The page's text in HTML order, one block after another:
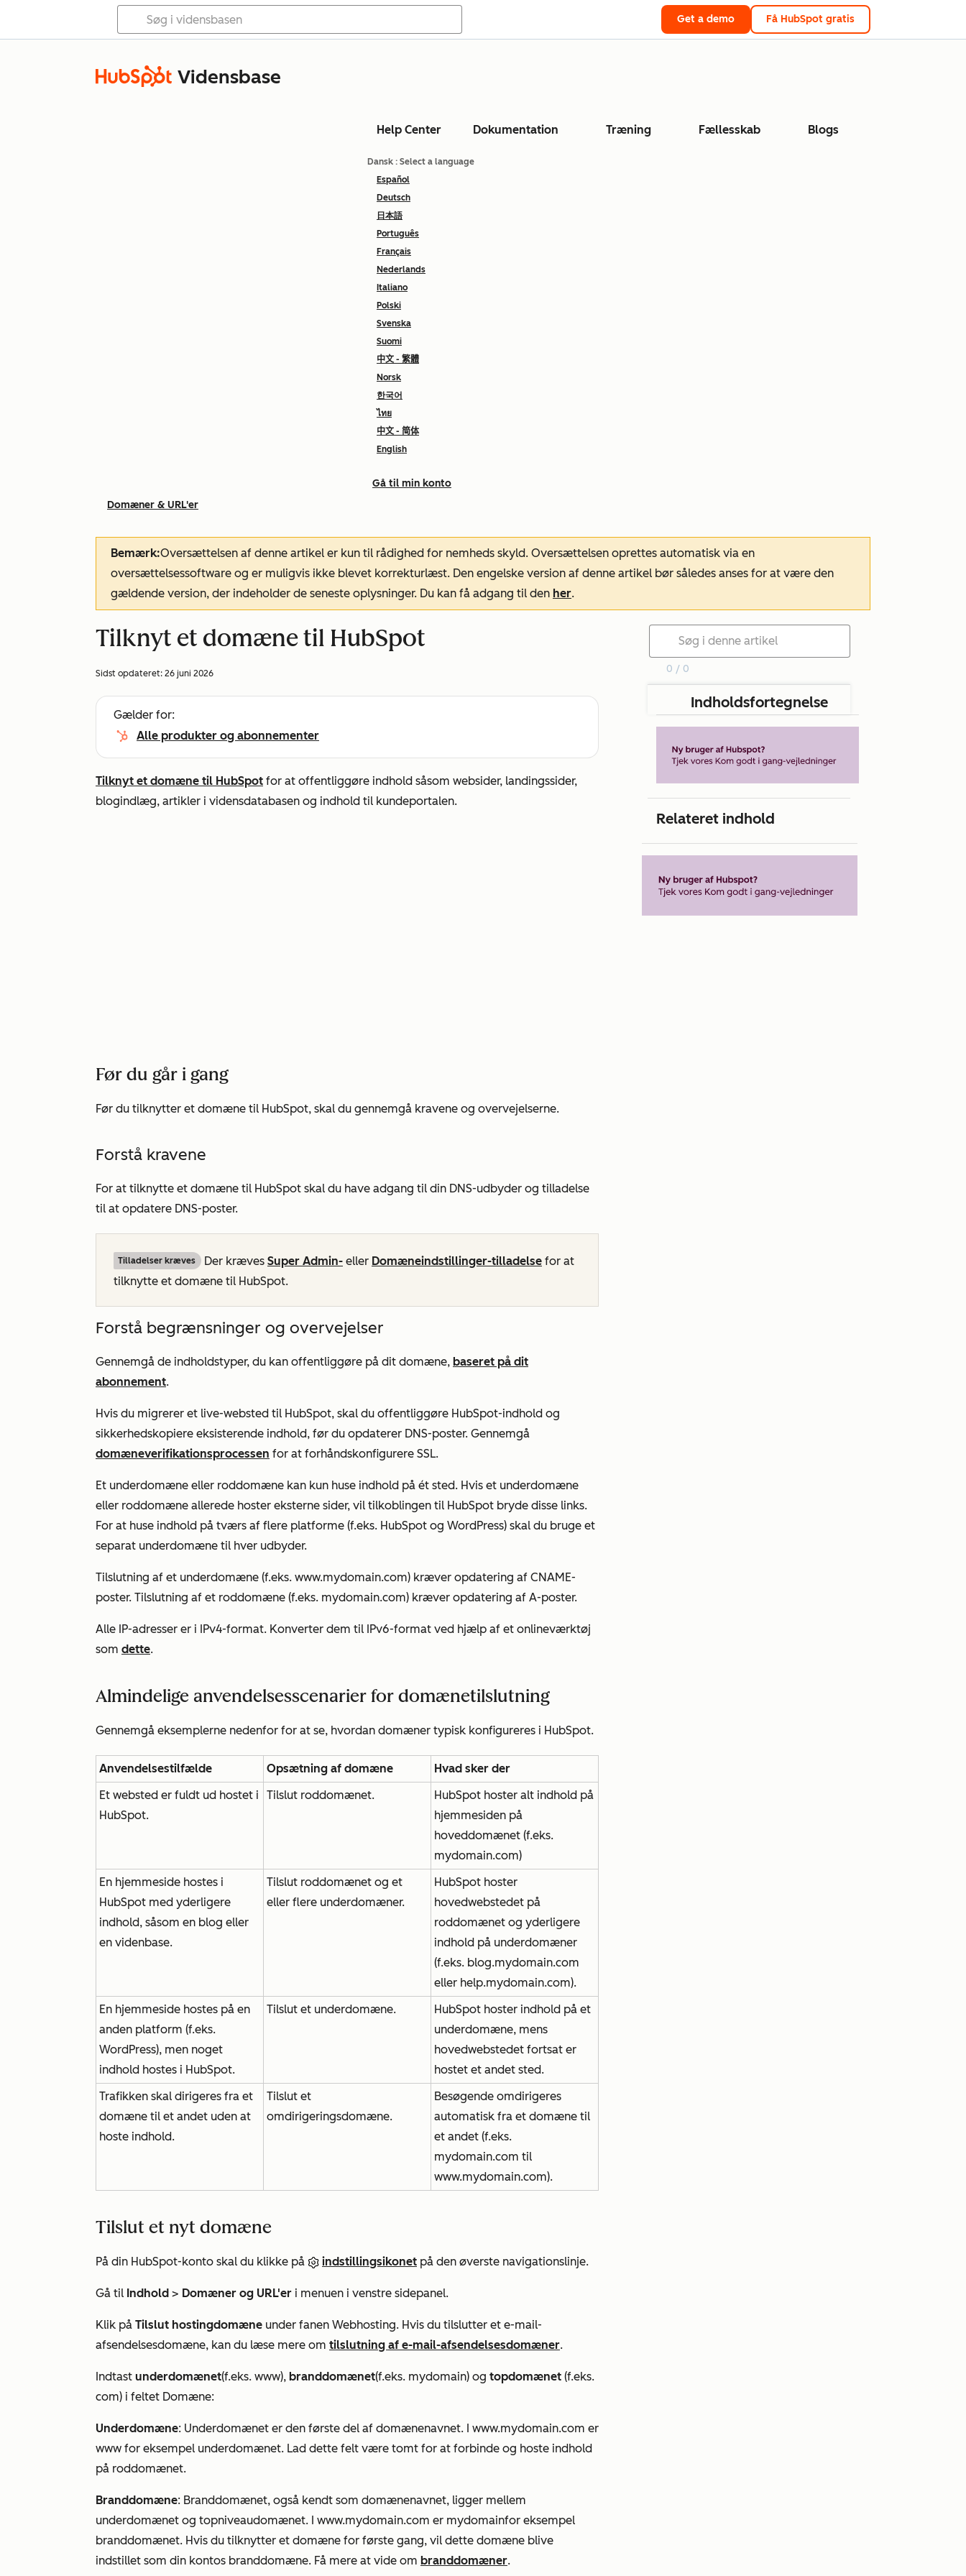
Get a demo Få HubSpot gratis
Vidensbase
Help Center Dokumentation Træning Fællesskab Blogs
Dansk : Select a language
Español
Deutsch
日本語
Português
Français
Nederlands
Italiano
Polski
Svenska
Suomi
中文 - 繁體
Norsk
한국어
ไทย
中文 - 简体
English
Gå til min konto
Domæner & URL'er
Bemærk:Oversættelsen af denne artikel er kun til rådighed for nemheds skyld. Oversættelsen oprettes automatisk via en
oversættelsessoftware og er muligvis ikke blevet korrekturlæst. Den engelske version af denne artikel bør således anses for at være den
gældende version, der indeholder de seneste oplysninger. Du kan få adgang til den her.
Tilknyt et domæne til HubSpot
Sidst opdateret: 26 juni 2026
Gælder for:
Alle produkter og abonnementer
Tilknyt et domæne til HubSpot for at offentliggøre indhold såsom websider, landingssider,
blogindlæg, artikler i vidensdatabasen og indhold til kundeportalen.
Før du går i gang
Før du tilknytter et domæne til HubSpot, skal du gennemgå kravene og overvejelserne.
Forstå kravene
For at tilknytte et domæne til HubSpot skal du have adgang til din DNS-udbyder og tilladelse
til at opdatere DNS-poster.
Tilladelser kræves Der kræves Super Admin- eller Domæneindstillinger-tilladelse for at
tilknytte et domæne til HubSpot.
Forstå begrænsninger og overvejelser
Gennemgå de indholdstyper, du kan offentliggøre på dit domæne, baseret på dit
abonnement.
Hvis du migrerer et live-websted til HubSpot, skal du offentliggøre HubSpot-indhold og
sikkerhedskopiere eksisterende indhold, før du opdaterer DNS-poster. Gennemgå
domæneverifikationsprocessen for at forhåndskonfigurere SSL.
Et underdomæne eller roddomæne kan kun huse indhold på ét sted. Hvis et underdomæne
eller roddomæne allerede hoster eksterne sider, vil tilkoblingen til HubSpot bryde disse links.
For at huse indhold på tværs af flere platforme (f.eks. HubSpot og WordPress) skal du bruge et
separat underdomæne til hver udbyder.
Tilslutning af et underdomæne (f.eks. www.mydomain.com) kræver opdatering af CNAME-
poster. Tilslutning af et roddomæne (f.eks. mydomain.com) kræver opdatering af A-poster.
Alle IP-adresser er i IPv4-format. Konverter dem til IPv6-format ved hjælp af et onlineværktøj
som dette.
Almindelige anvendelsesscenarier for domænetilslutning
Gennemgå eksemplerne nedenfor for at se, hvordan domæner typisk konfigureres i HubSpot.
Anvendelsestilfælde Opsætning af domæne
Hvad sker der
Et websted er fuldt ud hostet i
HubSpot.
Tilslut roddomænet.
HubSpot hoster alt indhold på
hjemmesiden på
hoveddomænet (f.eks.
mydomain.com)
En hjemmeside hostes i
HubSpot med yderligere
indhold, såsom en blog eller
en videnbase.
Tilslut roddomænet og et
eller flere underdomæner.
HubSpot hoster
hovedwebstedet på
roddomænet og yderligere
indhold på underdomæner
(f.eks. blog.mydomain.com
eller help.mydomain.com).
En hjemmeside hostes på en
anden platform (f.eks.
WordPress), men noget
indhold hostes i HubSpot.
Tilslut et underdomæne.
HubSpot hoster indhold på et
underdomæne, mens
hovedwebstedet fortsat er
hostet et andet sted.
Trafikken skal dirigeres fra et
domæne til et andet uden at
hoste indhold.
Tilslut et
omdirigeringsdomæne.
Besøgende omdirigeres
automatisk fra et domæne til
et andet (f.eks.
mydomain.com til
www.mydomain.com).
Tilslut et nyt domæne
På din HubSpot-konto skal du klikke på indstillingsikonet på den øverste navigationslinje.
Gå til Indhold > Domæner og URL'er i menuen i venstre sidepanel.
Klik på Tilslut hostingdomæne under fanen Webhosting. Hvis du tilslutter et e-mail-
afsendelsesdomæne, kan du læse mere om tilslutning af e-mail-afsendelsesdomæner.
Indtast underdomænet(f.eks. www), branddomænet(f.eks. mydomain) og topdomænet (f.eks.
com) i feltet Domæne:
Underdomæne: Underdomænet er den første del af domænenavnet. I www.mydomain.com er
www for eksempel underdomænet. Lad dette felt være tomt for at forbinde og hoste indhold
på roddomænet.
Branddomæne: Branddomænet, også kendt som domænenavnet, ligger mellem
underdomænet og topniveaudomænet. I www.mydomain.com er mydomainfor eksempel
branddomænet. Hvis du tilknytter et domæne for første gang, vil dette domæne blive
indstillet som din kontos branddomæne. Få mere at vide om branddomæner.
0 / 0
Indholdsfortegnelse
Relateret indhold